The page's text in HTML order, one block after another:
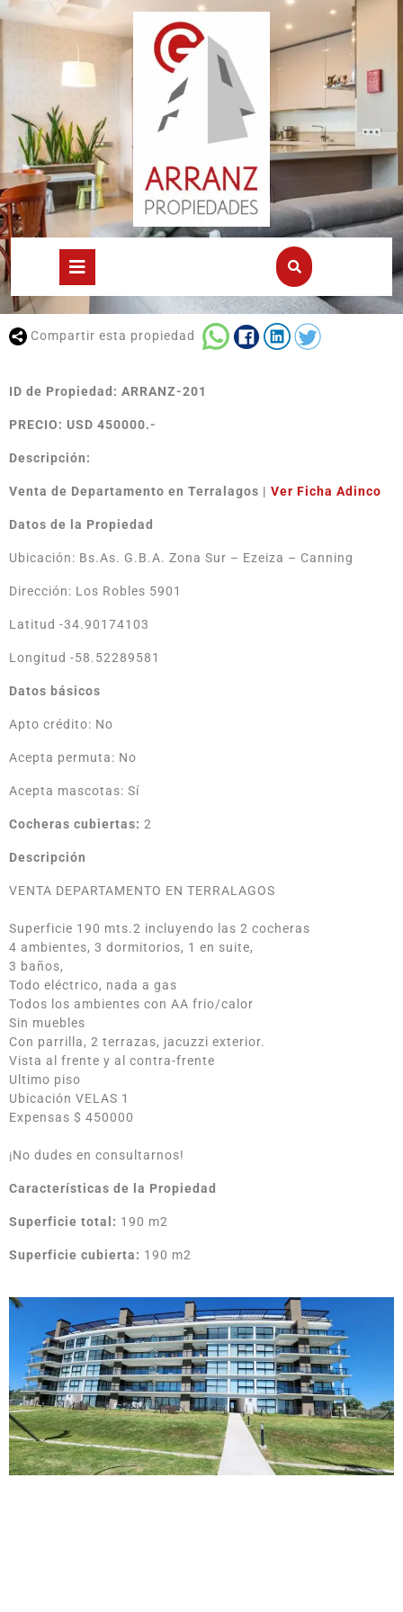
Compartir esta propiedad
ID de Propiedad: ARRANZ-201
PRECIO: USD 450000.-
Descripción:
Venta de Departamento en Terralagos | Ver Ficha Adinco
Datos de la Propiedad
Ubicación: Bs.As. G.B.A. Zona Sur – Ezeiza – Canning
Dirección: Los Robles 5901
Latitud -34.90174103
Longitud -58.52289581
Datos básicos
Apto crédito: No
Acepta permuta: No
Acepta mascotas: Sí
Cocheras cubiertas: 2
Descripción
VENTA DEPARTAMENTO EN TERRALAGOS
Superficie 190 mts.2 incluyendo las 2 cocheras
4 ambientes, 3 dormitorios, 1 en suite,
3 baños,
Todo eléctrico, nada a gas
Todos los ambientes con AA frio/calor
Sin muebles
Con parrilla, 2 terrazas, jacuzzi exterior.
Vista al frente y al contra-frente
Ultimo piso
Ubicación VELAS 1
Expensas $ 450000
¡No dudes en consultarnos!
Características de la Propiedad
Superficie total: 190 m2
Superficie cubierta: 190 m2